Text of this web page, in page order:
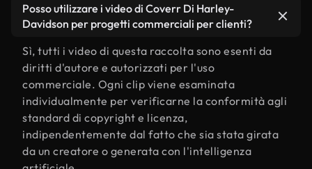
Posso utilizzare i video di Coverr Di Harley-
Davidson per progetti commerciali per clienti?
Sì, tutti i video di questa raccolta sono esenti da
diritti d'autore e autorizzati per l'uso
commerciale. Ogni clip viene esaminata
individualmente per verificarne la conformità agli
standard di copyright e licenza,
indipendentemente dal fatto che sia stata girata
da un creatore o generata con l'intelligenza